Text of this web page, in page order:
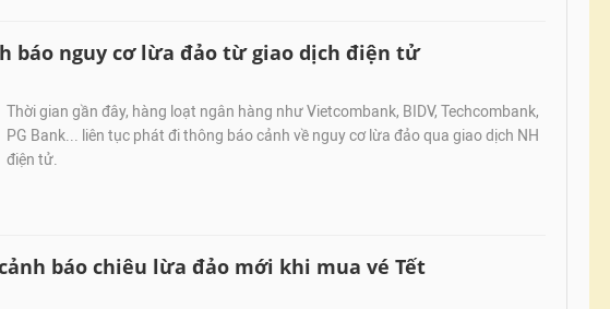
báo nguy cơ lừa đảo từ giao dịch điện tử
Thời gian gần đây, hàng loạt ngân hàng như Vietcombank, BIDV, Techcombank,
PG Bank... liên tục phát đi thông báo cảnh về nguy cơ lừa đảo qua giao dịch NH
điện tử.
báo chiêu lừa đảo mới khi mua vé Tết